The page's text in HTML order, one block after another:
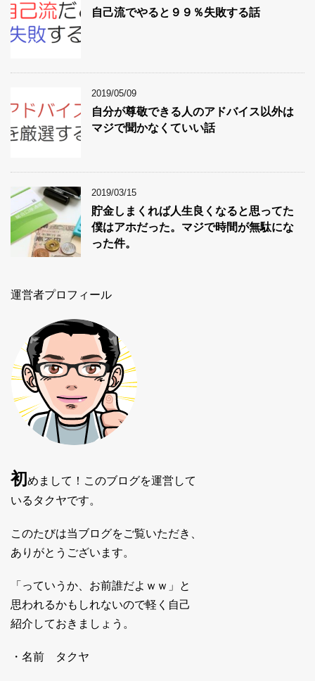
自己流でやると９９％失敗する話
2019/05/09
自分が尊敬できる人のアドバイス以外は
マジで聞かなくていい話
2019/03/15
貯金しまくれば人生良くなると思ってた
僕はアホだった。マジで時間が無駄にな
った件。
運営者プロフィール
初めまして！このブログを運営して
いるタクヤです。
このたびは当ブログをご覧いただき、
ありがとうございます。
「っていうか、お前誰だよｗｗ」と
思われるかもしれないので軽く自己
紹介しておきましょう。
・名前 タクヤ